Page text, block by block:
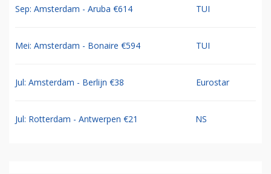
Sep: Amsterdam - Aruba €614 TUI
Mei: Amsterdam - Bonaire €594 TUI
Jul: Amsterdam - Berlijn €38 Eurostar
Jul: Rotterdam - Antwerpen €21 NS